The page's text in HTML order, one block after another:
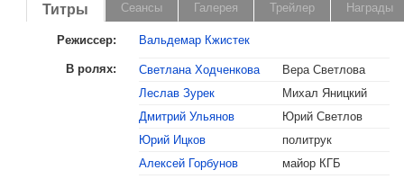
Титры Сеансы Галерея Трейлер Награды
Режиссер: Вальдемар Кжистек
В ролях: Светлана Ходченкова
Вера Светлова
Леслав Зурек
Михал Яницкий
Дмитрий Ульянов
Юрий Светлов
Юрий Ицков
политрук
Алексей Горбунов
майор КГБ